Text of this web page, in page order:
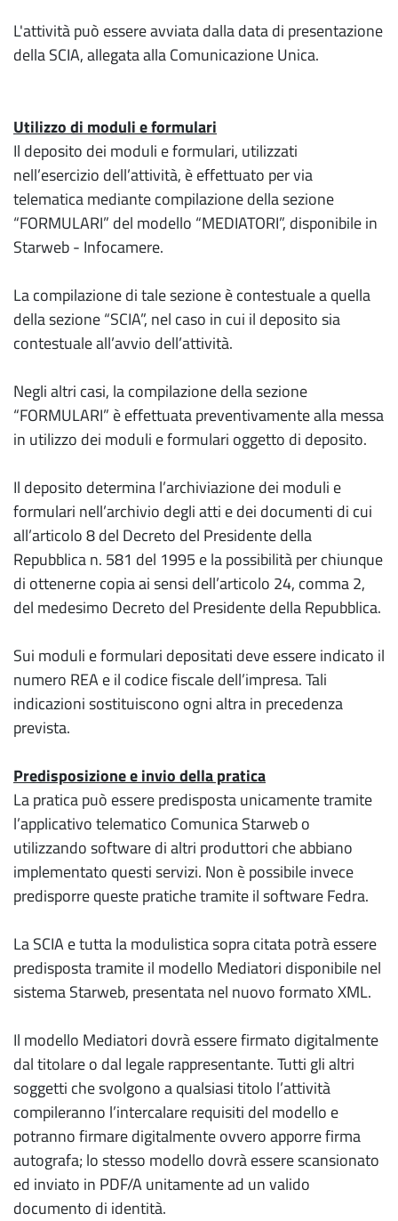
L'attività può essere avviata dalla data di presentazione
della SCIA, allegata alla Comunicazione Unica.
Utilizzo di moduli e formulari
Il deposito dei moduli e formulari, utilizzati
nell’esercizio dell’attività, è effettuato per via
telematica mediante compilazione della sezione
“FORMULARI” del modello “MEDIATORI”, disponibile in
Starweb - Infocamere.
La compilazione di tale sezione è contestuale a quella
della sezione “SCIA”, nel caso in cui il deposito sia
contestuale all’avvio dell’attività.
Negli altri casi, la compilazione della sezione
“FORMULARI” è effettuata preventivamente alla messa
in utilizzo dei moduli e formulari oggetto di deposito.
Il deposito determina l’archiviazione dei moduli e
formulari nell’archivio degli atti e dei documenti di cui
all’articolo 8 del Decreto del Presidente della
Repubblica n. 581 del 1995 e la possibilità per chiunque
di ottenerne copia ai sensi dell’articolo 24, comma 2,
del medesimo Decreto del Presidente della Repubblica.
Sui moduli e formulari depositati deve essere indicato il
numero REA e il codice fiscale dell’impresa. Tali
indicazioni sostituiscono ogni altra in precedenza
prevista.
Predisposizione e invio della pratica
La pratica può essere predisposta unicamente tramite
l’applicativo telematico Comunica Starweb o
utilizzando software di altri produttori che abbiano
implementato questi servizi. Non è possibile invece
predisporre queste pratiche tramite il software Fedra.
La SCIA e tutta la modulistica sopra citata potrà essere
predisposta tramite il modello Mediatori disponibile nel
sistema Starweb, presentata nel nuovo formato XML.
Il modello Mediatori dovrà essere firmato digitalmente
dal titolare o dal legale rappresentante. Tutti gli altri
soggetti che svolgono a qualsiasi titolo l’attività
compileranno l’intercalare requisiti del modello e
potranno firmare digitalmente ovvero apporre firma
autografa; lo stesso modello dovrà essere scansionato
ed inviato in PDF/A unitamente ad un valido
documento di identità.